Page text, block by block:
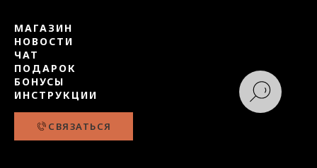
МАГАЗИН
НОВОСТИ
ЧАТ
ПОДАРОК
БОНУСЫ
ИНСТРУКЦИИ
СВЯЗАТЬСЯ